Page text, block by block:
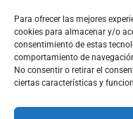
Para ofrecer las mejores
cookies para almacenar y/o
consentimiento de estas
comportamiento de
No consentir o retirar el
ciertas características y